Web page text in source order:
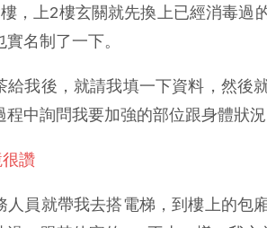
，上2樓玄關就先換上已經消毒過
名制了一下。
給我後，就請我填一下資料，然後
程中詢問我要加強的部位跟身體狀
很讚
人員就帶我去搭電梯，到樓上的包